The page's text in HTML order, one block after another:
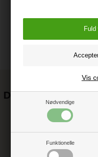
Nødvendige
Funktionelle
Vis
Det kan blive
Tilmeld dig vores